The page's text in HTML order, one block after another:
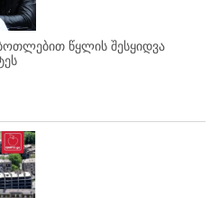
წყლის შესყიდვა